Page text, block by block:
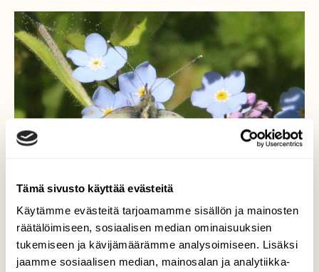
Tämä sivusto käyttää evästeitä
Käytämme evästeitä tarjoamamme sisällön ja mainosten
räätälöimiseen, sosiaalisen median ominaisuuksien
tukemiseen ja kävijämäärämme analysoimiseen. Lisäksi
jaamme sosiaalisen median, mainosalan ja analytiikka-